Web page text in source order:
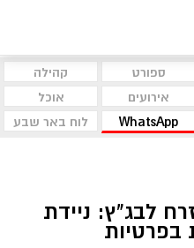
ספורט
קהילה
אירועים
אוכל
WhatsApp לוח באר שבע
לבג"ץ: ניידת
בפרטיות